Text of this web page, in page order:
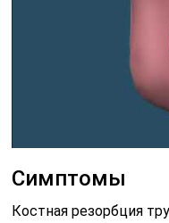
Симптомы
Костная резорбция